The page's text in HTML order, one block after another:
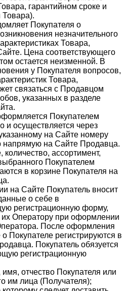
гарантийном сроке и
Товара).
Покупателя о
незначительного
Товара,
Цена соответствующего
остается неизменной. В
у Покупателя вопросов,
Товара,
связаться с Продавцом
указанных в разделе
Покупателем
и осуществляется через
на Сайте номеру
напрямую на Сайте Продавца.
ассортимент,
Покупателем
в корзине Покупателя на
на Сайте Покупатель вносит
о себе в
регистрационную форму,
их Оператору при оформлении
После оформления
Покупателе регистрируются в
Покупатель обязуется
регистрационную
отчество Покупателя или
им лица (Получателя);